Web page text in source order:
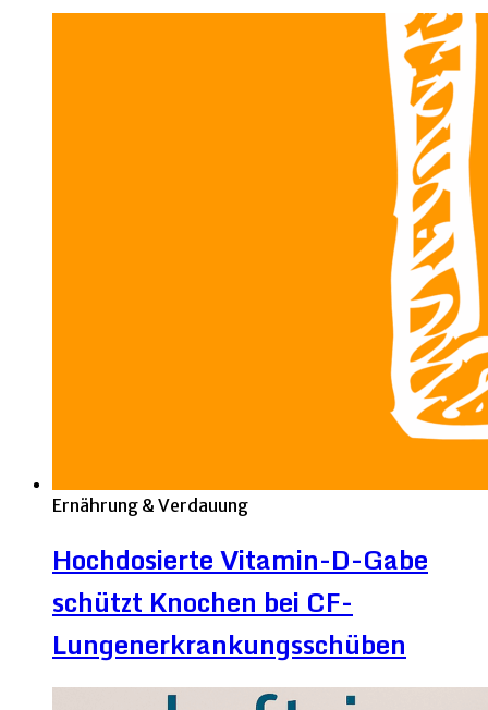
Ernährung & Verdauung
Hochdosierte Vitamin-D-Gabe
schützt Knochen bei CF-
Lungenerkrankungsschüben